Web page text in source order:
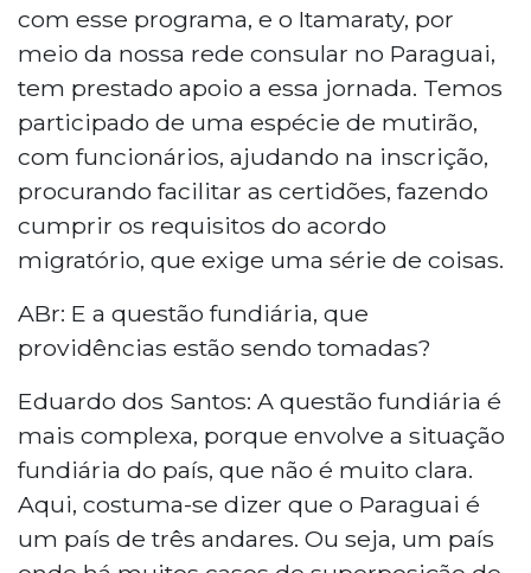
com esse programa, e o Itamaraty, por
meio da nossa rede consular no Paraguai,
tem prestado apoio a essa jornada. Temos
participado de uma espécie de mutirão,
com funcionários, ajudando na inscrição,
procurando facilitar as certidões, fazendo
cumprir os requisitos do acordo
migratório, que exige uma série de coisas.
ABr: E a questão fundiária, que
providências estão sendo tomadas?
Eduardo dos Santos: A questão fundiária é
mais complexa, porque envolve a situação
fundiária do país, que não é muito clara.
Aqui, costuma-se dizer que o Paraguai é
um país de três andares. Ou seja, um país